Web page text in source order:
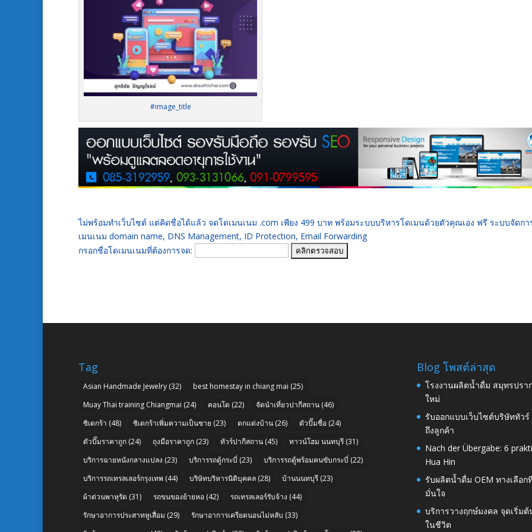
#image_title
ไม่พร้อมทำเว็บไซต์ แต่คิดชื่อได้แล้ว จดโดเมนเนม .com เพียง 499 บาท พร้อมระบบบริหารโดเมนด้วยตัวคุณเอง ฟรี ระบบจัดกา
เมนเนม domain name, DNS Management, ID Protection, Email Forwarding
กรอกชื่อโดเมนเนมที่ต้องการจด:
Tag
Asian Handmade Jewelry (32) best homestay in chiang mai (25)
Muay Thai training Chiangmai (24) คอนโด (22) จัดนำเที่ยวปากีสถาน (46)
ซิเดกร้า (48) ซิเดกร้าเพิ่มความเป็นชาย (23) ตกแต่งบ้าน (26) ตัวปั๊มชื่อ (24)
ตัวปั๊มราคาถูก (24) ถุงมือราคาถูก (23) ทัวร์ปากีสถาน (45) ทาวน์โฮม นนทบุรี (31)
บริการฉายหนังกลางแปลง (23) บริการรถตู้กระบี่ (23) บริการรถตู้พร้อมคนขับกระบี่ (22)
บริการรถเทรลเลอร์กรุงเทพ (44) บริษัทบริหารนิติบุคคล (28) บ้านนนทบุรี (23)
ผ้าต่วนพาหุรัด (31) รถขนของย้ายหอ (42) รถเทรลเลอร์รับจ้าง (44)
รักษาอาการประสาทหูเสื่อม (29) รักษาอาการเครียดนอนไม่หลับ (33)
Blog โพสต์ล่าสุด
โรงงานผลิตน้ำดื่ม สมุทรปรา
ใหม่
รับออกแบบเว็บไซต์บริษัททัวร์
ถึงลูกค้า
Nach der Übergabe: 6
Hua Hin
รับผลิตน้ำดื่ม OEM ทางเลือ
มั่นใจ
บริการวางฤกษ์มงคล จุดเริ่ม
ในชีวิต